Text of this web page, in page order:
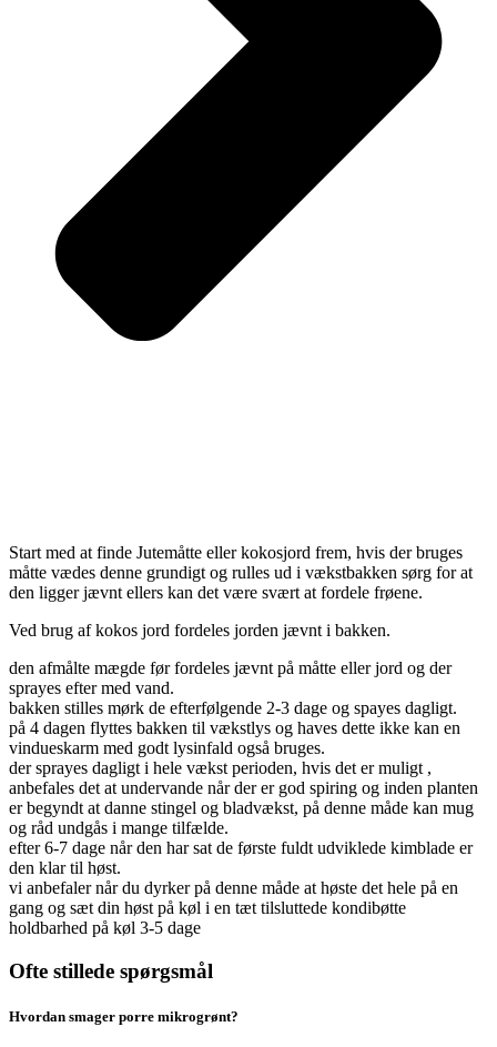
Start med at finde Jutemåtte eller kokosjord frem, hvis der bruges
måtte vædes denne grundigt og rulles ud i vækstbakken sørg for at
den ligger jævnt ellers kan det være svært at fordele frøene.
Ved brug af kokos jord fordeles jorden jævnt i bakken.
den afmålte mægde før fordeles jævnt på måtte eller jord og der
sprayes efter med vand.
bakken stilles mørk de efterfølgende 2-3 dage og spayes dagligt.
på 4 dagen flyttes bakken til vækstlys og haves dette ikke kan en
vindueskarm med godt lysinfald også bruges.
der sprayes dagligt i hele vækst perioden, hvis det er muligt ,
anbefales det at undervande når der er god spiring og inden planten
er begyndt at danne stingel og bladvækst, på denne måde kan mug
og råd undgås i mange tilfælde.
efter 6-7 dage når den har sat de første fuldt udviklede kimblade er
den klar til høst.
vi anbefaler når du dyrker på denne måde at høste det hele på en
gang og sæt din høst på køl i en tæt tilsluttede kondibøtte
holdbarhed på køl 3-5 dage
Ofte stillede spørgsmål
Hvordan smager porre mikrogrønt?